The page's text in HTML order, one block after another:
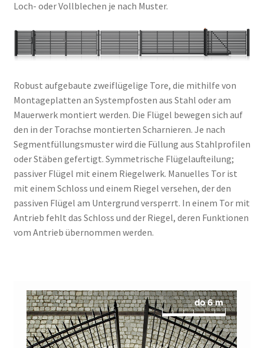
Loch- oder Vollblechen je nach Muster.
Robust aufgebaute zweiflügelige Tore, die mithilfe von
Montageplatten an Systempfosten aus Stahl oder am
Mauerwerk montiert werden. Die Flügel bewegen sich auf
den in der Torachse montierten Scharnieren. Je nach
Segmentfüllungsmuster wird die Füllung aus Stahlprofilen
oder Stäben gefertigt. Symmetrische Flügelaufteilung;
passiver Flügel mit einem Riegelwerk. Manuelles Tor ist
mit einem Schloss und einem Riegel versehen, der den
passiven Flügel am Untergrund versperrt. In einem Tor mit
Antrieb fehlt das Schloss und der Riegel, deren Funktionen
vom Antrieb übernommen werden.